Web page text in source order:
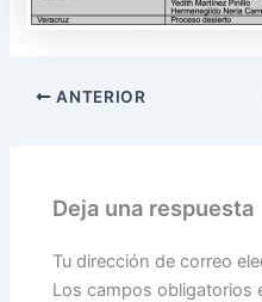
ANTERIOR
Deja una respuesta
Tu dirección de correo
Los campos obligatorios